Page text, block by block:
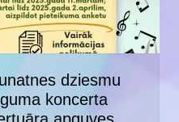
dziesmu
koncerta